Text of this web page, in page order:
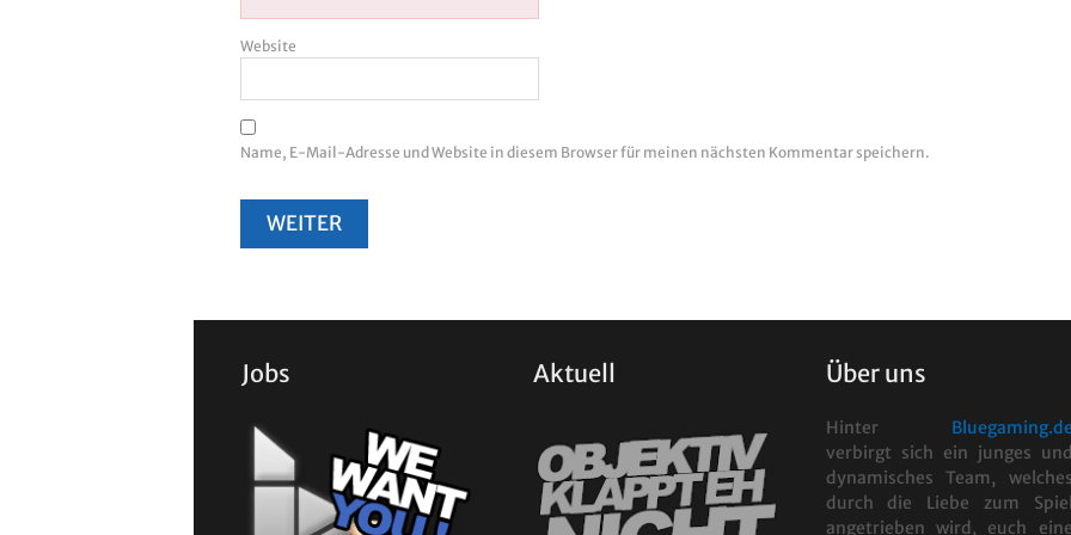
Website
Name, E-Mail-Adresse und Website in diesem Browser für meinen nächsten Kommentar speichern.
Jobs Aktuell Über uns
Hinter Bluegaming.de
verbirgt sich ein junges und
dynamisches Team, welches
durch die Liebe zum Spiel
angetrieben wird, euch eine